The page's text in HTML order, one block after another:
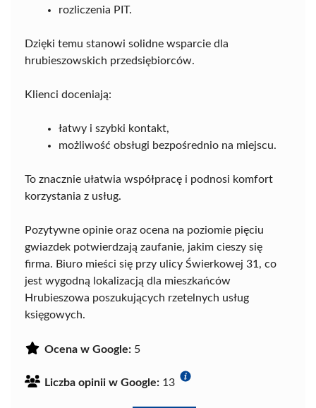
rozliczenia PIT.
Dzięki temu stanowi solidne wsparcie dla
hrubieszowskich przedsiębiorców.
Klienci doceniają:
łatwy i szybki kontakt,
możliwość obsługi bezpośrednio na miejscu.
To znacznie ułatwia współpracę i podnosi komfort
korzystania z usług.
Pozytywne opinie oraz ocena na poziomie pięciu
gwiazdek potwierdzają zaufanie, jakim cieszy się
firma. Biuro mieści się przy ulicy Świerkowej 31, co
jest wygodną lokalizacją dla mieszkańców
Hrubieszowa poszukujących rzetelnych usług
księgowych.
Ocena w Google: 5
Liczba opinii w Google: 13